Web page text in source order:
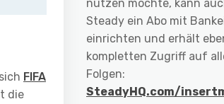
FIFA
die
nutzen möchte, kann
Steady ein Abo mit
einrichten und erhält
kompletten Zugriff auf
Folgen:
SteadyHQ.com/